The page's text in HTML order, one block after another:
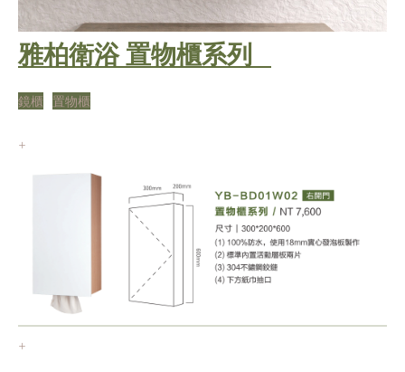
雅柏衛浴 置物櫃系列
鏡櫃 置物櫃
+
+